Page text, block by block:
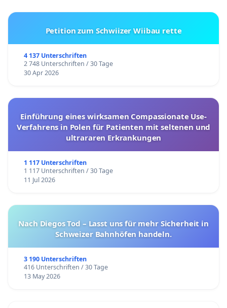
Petition zum Schwiizer Wiibau rette
4 137 Unterschriften
2 748 Unterschriften / 30 Tage
30 Apr 2026
Einführung eines wirksamen Compassionate Use-
Verfahrens in Polen für Patienten mit seltenen und
ultrararen Erkrankungen
1 117 Unterschriften
1 117 Unterschriften / 30 Tage
11 Jul 2026
Nach Diegos Tod – Lasst uns für mehr Sicherheit in
Schweizer Bahnhöfen handeln.
3 190 Unterschriften
416 Unterschriften / 30 Tage
13 May 2026